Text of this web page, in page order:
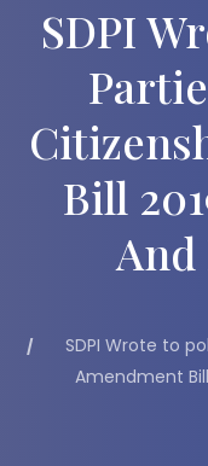
SDPI
Bill
And
SDPI Wrote to
Amendment